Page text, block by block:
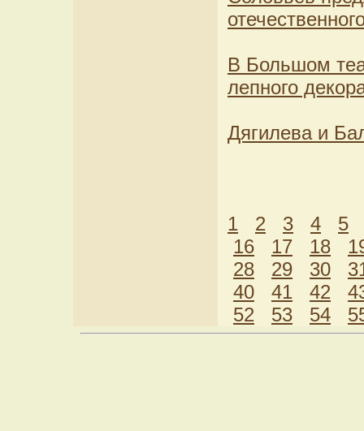
В Большом
лепного
Дягилева и
1 2 3 4
5
16
17 18
28
29 30
40
41 42
52
53 54